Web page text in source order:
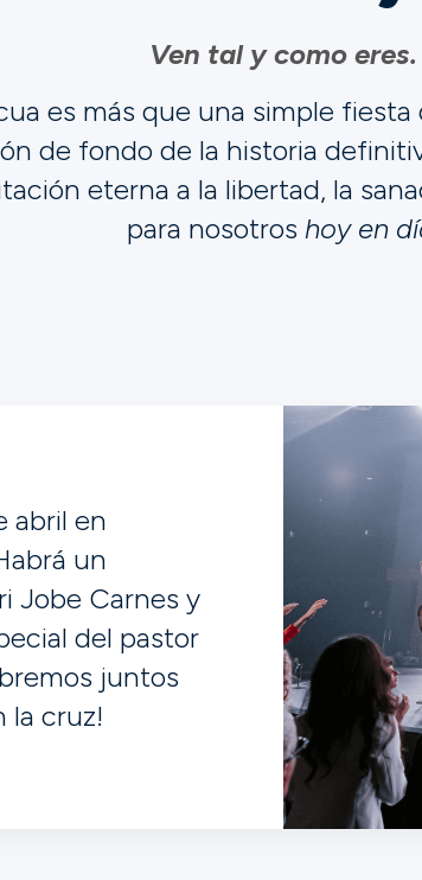
Ven tal y como eres.
es más que una simple
de fondo de la historia
eterna a la libertad, la
para nosotros hoy en
abril en
un
Jobe Carnes y
del pastor
juntos
la cruz!